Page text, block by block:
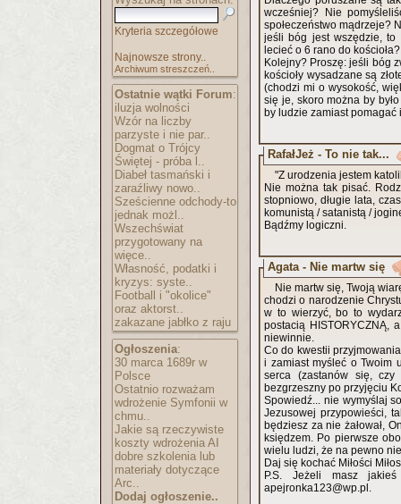
Kryteria szczegółowe
Najnowsze strony..
Archiwum streszczeń..
Ostatnie wątki Forum:
iluzja wolności
Wzór na liczby
parzyste i nie par..
Dogmat o Trójcy
Świętej - próba l..
Diabeł tasmański i
zaraźliwy nowo..
Sześcienne odchody-to
jednak możl..
Wszechświat
przygotowany na
więce..
Własność, podatki i
kryzys: syste..
Football i "okolice"
oraz aktorst..
zakazane jabłko z raju
Ogłoszenia:
30 marca 1689r w
Polsce
Ostatnio rozważam
wdrożenie Symfonii w
chmu..
Jakie są rzeczywiste
koszty wdrożenia AI
dobre szkolenia lub
materiały dotyczące
Arc..
Dodaj ogłoszenie..
wcześniej? Nie
społeczeństwo mądrzeje?
jeśli bóg jest wszędzie, to
lecieć o 6 rano do
Kolejny? Proszę: jeśli bóg
kościoły wysadzane są
(chodzi mi o wysokość,
się je, skoro można by
by ludzie zamiast
RafałJeż - To nie tak...
"Z urodzenia jestem
Nie można tak pisać.
stopniowo, długie lata,
komunistą / satanistą /
Bądźmy logiczni.
Agata - Nie martw się
Nie martw się, Twoją
chodzi o narodzenie
w to wierzyć, bo to
postacią HISTORYCZNĄ,
niewinnie.
Co do kwestii
i zamiast myśleć o Twoim
serca (zastanów się,
bezgrzeszny po przyjęciu
Spowiedź... nie wymyślaj
Jezusowej przypowieści,
będziesz za nie żałował,
księdzem. Po pierwsze
wielu ludzi, że na pewno
Daj się kochać Miłości
P.S. Jeżeli masz
apejronka123@wp.pl.